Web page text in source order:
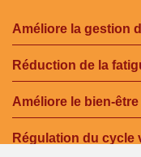
Améliore la gestion
Réduction de la
Améliore le bien-être
Régulation du cycle